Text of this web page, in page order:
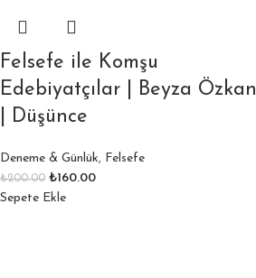
Felsefe ile Komşu
Edebiyatçılar | Beyza Özkan
| Düşünce
Deneme & Günlük, Felsefe
₺200.00 ₺160.00
Sepete Ekle